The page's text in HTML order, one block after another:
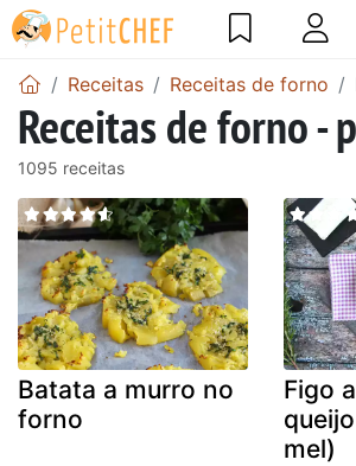
Receitas Receitas de forno
Receitas de forno -
1095 receitas
Batata a murro no
forno
Figo
mel)